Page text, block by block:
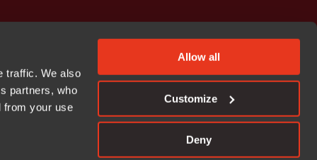
traffic. We also
partners, who
from your use
Allow all
Customize
Deny
github.com/iarsystems